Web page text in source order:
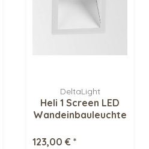
DeltaLight
Heli 1 Screen LED
Wandeinbauleuchte
123,00 € *